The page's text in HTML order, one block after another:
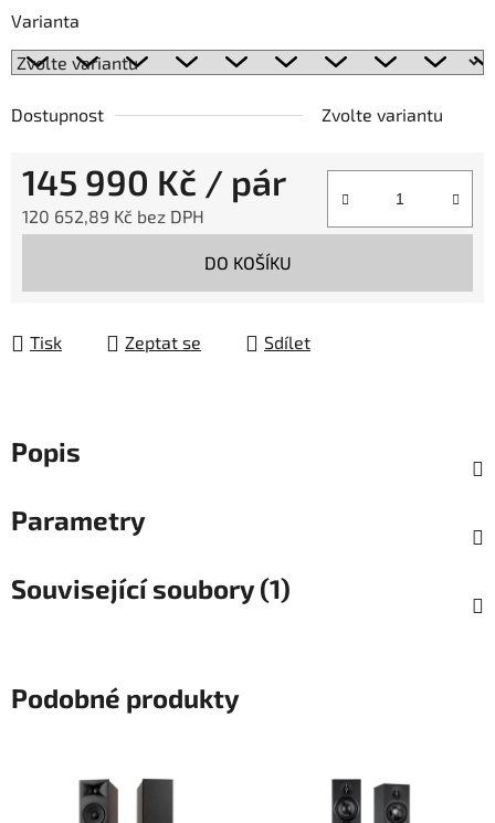
Varianta
Dostupnost Zvolte variantu
145 990 Kč / pár
120 652,89 Kč bez DPH
DO KOŠÍKU
Tisk Zeptat se Sdílet
Popis
Parametry
Související soubory (1)
Podobné produkty